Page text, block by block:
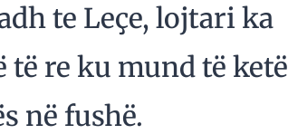
te Leçe, lojtari ka
re ku mund të
në fushë.